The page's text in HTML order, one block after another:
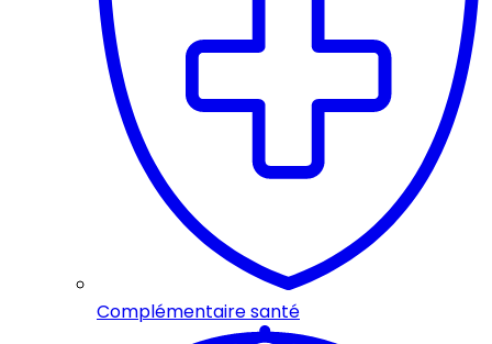
Complémentaire santé